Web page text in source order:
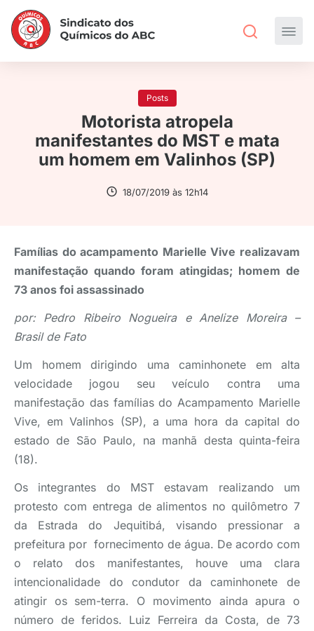
Posts
Motorista atropela
manifestantes do MST e mata
um homem em Valinhos (SP)
18/07/2019 às 12h14
Famílias do acampamento Marielle Vive realizavam
manifestação quando foram atingidas; homem de
73 anos foi assassinado
por: Pedro Ribeiro Nogueira e Anelize Moreira –
Brasil de Fato
Um homem dirigindo uma caminhonete em alta
velocidade jogou seu veículo contra uma
manifestação das famílias do Acampamento Marielle
Vive, em Valinhos (SP), a uma hora da capital do
estado de São Paulo, na manhã desta quinta-feira
(18).
Os integrantes do MST estavam realizando um
protesto com entrega de alimentos no quilômetro 7
da Estrada do Jequitibá, visando pressionar a
prefeitura por fornecimento de água. De acordo com
o relato dos manifestantes, houve uma clara
intencionalidade do condutor da caminhonete de
atingir os sem-terra. O movimento ainda apura o
número de feridos. Luiz Ferreira da Costa, de 73